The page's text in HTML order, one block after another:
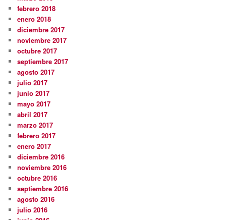
febrero 2018
enero 2018
diciembre 2017
noviembre 2017
octubre 2017
septiembre 2017
agosto 2017
julio 2017
junio 2017
mayo 2017
abril 2017
marzo 2017
febrero 2017
enero 2017
diciembre 2016
noviembre 2016
octubre 2016
septiembre 2016
agosto 2016
julio 2016